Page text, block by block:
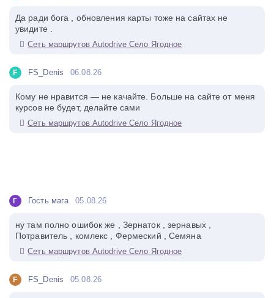
Да ради бога , обновления карты тоже на сайтах не
увидите .
Сеть маршрутов Autodrive Село Ягодное
F FS_Denis 06.08.26
Кому не нравится — не качайте. Больше на сайте от меня
курсов не будет, делайте сами
Сеть маршрутов Autodrive Село Ягодное
Г Гость мага 05.08.26
ну там полно ошибок же , Зернаток , зернавых ,
Потравитель , комлекс , Фермеский , Семяна
Сеть маршрутов Autodrive Село Ягодное
F FS_Denis 05.08.26